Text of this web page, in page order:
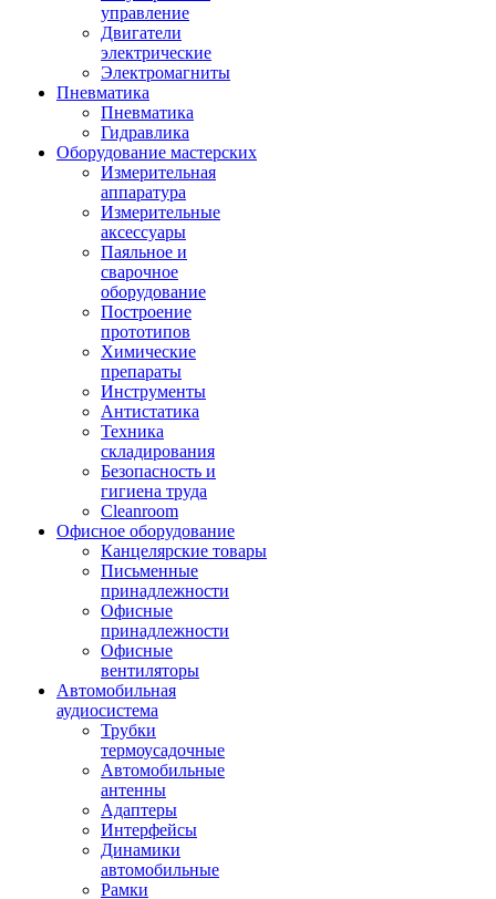
управление
Двигатели
электрические
Электромагниты
Пневматика
Пневматика
Гидравлика
Оборудование мастерских
Измерительная
аппаратура
Измерительные
аксессуары
Паяльное и
сварочное
оборудование
Построение
прототипов
Химические
препараты
Инструменты
Aнтистатика
Техника
складирования
Безопасность и
гигиена труда
Cleanroom
Офисное оборудование
Канцелярские товары
Письменные
принадлежности
Офисные
принадлежности
Офисные
вентиляторы
Автомобильная
аудиосистема
Трубки
термоусадочные
Автомобильные
антенны
Адаптеры
Интерфейсы
Динамики
автомобильные
Рамки